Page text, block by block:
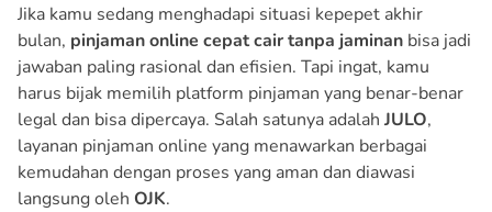
Jika kamu sedang menghadapi situasi kepepet akhir
bulan, pinjaman online cepat cair tanpa jaminan bisa jadi
jawaban paling rasional dan efisien. Tapi ingat, kamu
harus bijak memilih platform pinjaman yang benar-benar
legal dan bisa dipercaya. Salah satunya adalah JULO,
layanan pinjaman online yang menawarkan berbagai
kemudahan dengan proses yang aman dan diawasi
langsung oleh OJK.